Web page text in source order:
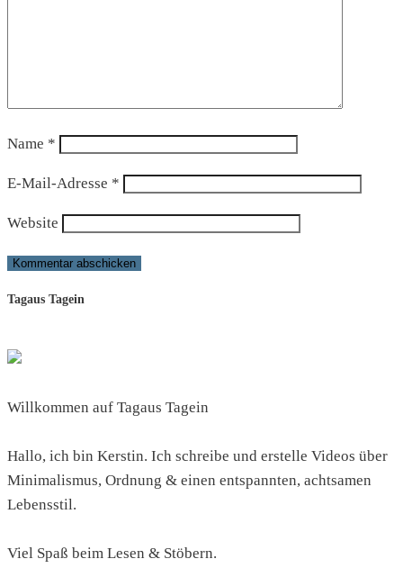
Name *
E-Mail-Adresse *
Website
Tagaus Tagein
Willkommen auf Tagaus Tagein
Hallo, ich bin Kerstin. Ich schreibe und erstelle Videos über
Minimalismus, Ordnung & einen entspannten, achtsamen
Lebensstil.
Viel Spaß beim Lesen & Stöbern.